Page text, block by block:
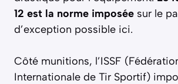
12 est la norme imposée sur le
d’exception possible ici.
Côté munitions, l’ISSF
Internationale de Tir Sportif)